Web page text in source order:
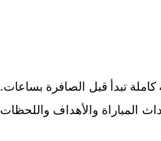
تبدأ قبل الصافرة بساعات.
المباراة والأهداف واللحظات